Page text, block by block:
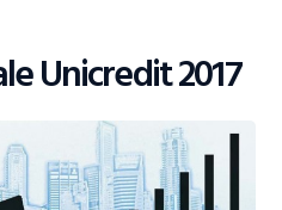
Unicredit 2017